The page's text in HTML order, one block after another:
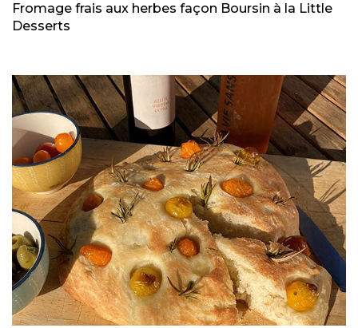
Fromage frais aux herbes façon Boursin à la Little
Desserts